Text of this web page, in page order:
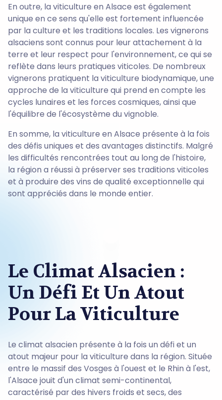
En outre, la viticulture en Alsace est également
unique en ce sens qu'elle est fortement influencée
par la culture et les traditions locales. Les vignerons
alsaciens sont connus pour leur attachement à la
terre et leur respect pour l'environnement, ce qui se
reflète dans leurs pratiques viticoles. De nombreux
vignerons pratiquent la viticulture biodynamique, une
approche de la viticulture qui prend en compte les
cycles lunaires et les forces cosmiques, ainsi que
l'équilibre de l'écosystème du vignoble.
En somme, la viticulture en Alsace présente à la fois
des défis uniques et des avantages distinctifs. Malgré
les difficultés rencontrées tout au long de l'histoire,
la région a réussi à préserver ses traditions viticoles
et à produire des vins de qualité exceptionnelle qui
sont appréciés dans le monde entier.
Le Climat Alsacien :
Un Défi Et Un Atout
Pour La Viticulture
Le climat alsacien présente à la fois un défi et un
atout majeur pour la viticulture dans la région. Située
entre le massif des Vosges à l'ouest et le Rhin à l'est,
l'Alsace jouit d'un climat semi-continental,
caractérisé par des hivers froids et secs, des